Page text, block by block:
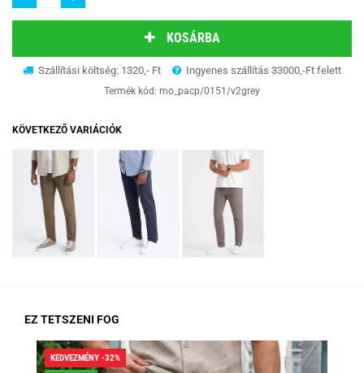
KOSÁRBA
Szállítási költség: 1320,- Ft Ingyenes szállítás 33000,-Ft felett
Termék kód: mo_pacp/0151/v2grey
KÖVETKEZŐ VARIÁCIÓK
EZ TETSZENI FOG
KEDVEZMÉNY -32%